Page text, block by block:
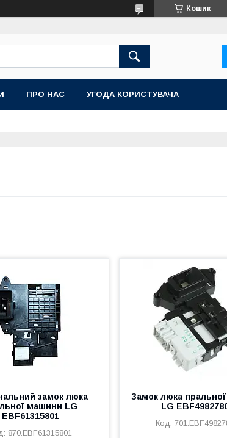
Кошик
ПРО НАС УГОДА КОРИСТУВАЧА
замок люка
машини LG
EBF61315801
870.EBF61315801
Замок люка
LG